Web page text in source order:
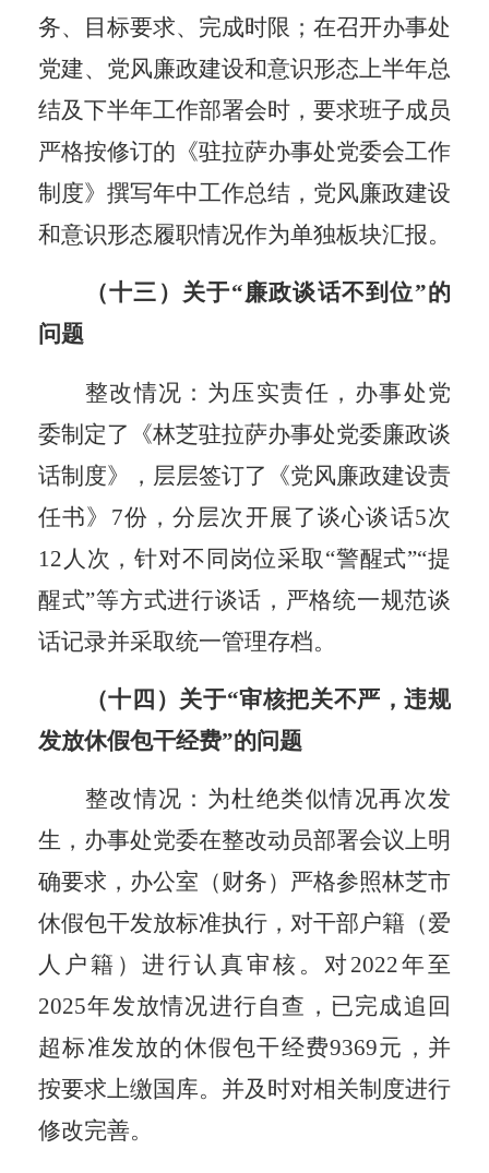
务、目标要求、完成时限；在召开办事处
党建、党风廉政建设和意识形态上半年总
结及下半年工作部署会时，要求班子成员
严格按修订的《驻拉萨办事处党委会工作
制度》撰写年中工作总结，党风廉政建设
和意识形态履职情况作为单独板块汇报。
（十三）关于“廉政谈话不到位”的
问题
整改情况：为压实责任，办事处党
委制定了《林芝驻拉萨办事处党委廉政谈
话制度》，层层签订了《党风廉政建设责
任书》 7份 ，分层次开展了谈心谈话5次
12人次 ，针对不同岗位采取 “警醒式”“提
醒式”等方式进行谈话，严格统一规范谈
话记录并采取统一管理存档。
（十四）关于“审核把关不严，违规
发放休假包干经费”的问题
整改情况：为杜绝类似情况再次发
生，办事处党委在整改动员部署会议上明
确要求，办公室（财务）严格参照林芝市
休假包干发放标准执行，对干部户籍（爱
人户籍）进行认真审核。对2022年至
2025年发放情况进行自查，已完成追回
超标准发放的休假包干经费9369元，并
按要求上缴国库。 并及时对相关制度进行
修改完善。